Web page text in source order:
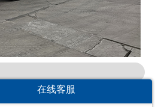
联系我们
在线客服